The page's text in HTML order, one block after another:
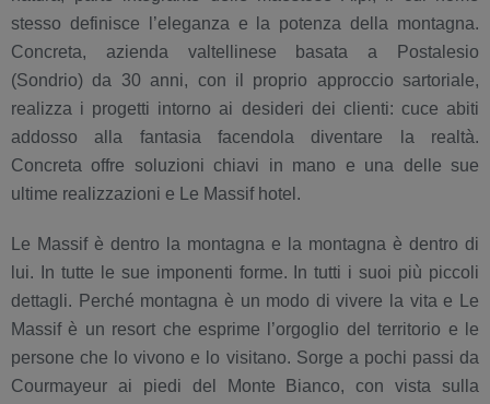
stesso definisce l’eleganza e la potenza della montagna.
Concreta, azienda valtellinese basata a Postalesio
(Sondrio) da 30 anni, con il proprio approccio sartoriale,
realizza i progetti intorno ai desideri dei clienti: cuce abiti
addosso alla fantasia facendola diventare la realtà.
Concreta offre soluzioni chiavi in mano e una delle sue
ultime realizzazioni e Le Massif hotel.
Le Massif è dentro la montagna e la montagna è dentro di
lui. In tutte le sue imponenti forme. In tutti i suoi più piccoli
dettagli. Perché montagna è un modo di vivere la vita e Le
Massif è un resort che esprime l’orgoglio del territorio e le
persone che lo vivono e lo visitano. Sorge a pochi passi da
Courmayeur ai piedi del Monte Bianco, con vista sulla